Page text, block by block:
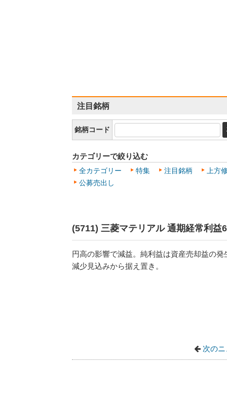
注目銘柄
銘柄コード
カテゴリーで絞り込む
全カテゴリー 特集 注目銘柄 上方
公募売出し
(5711) 三菱マテリアル 通期経常利
円高の影響で減益。純利益は資産売却益の発
減少見込みから据え置き。
次のニ